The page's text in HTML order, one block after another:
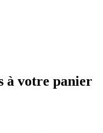
à votre panier